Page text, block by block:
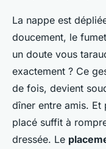
La nappe est
doucement, le
un doute vous
exactement ? Ce
de fois, devient
dîner entre amis. Et
placé suffit à
dressée. Le